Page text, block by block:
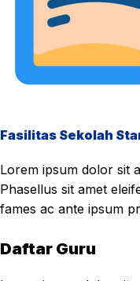
Fasilitas Sekolah
Lorem ipsum dolor sit
Phasellus sit amet
fames ac ante ipsum
Daftar Guru